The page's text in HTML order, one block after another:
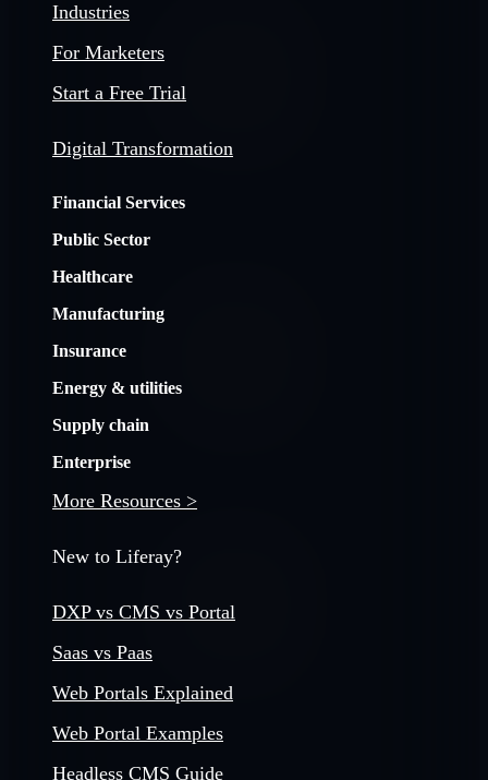
Industries
For Marketers
Start a Free Trial
Digital Transformation
Financial Services
Public Sector
Healthcare
Manufacturing
Insurance
Energy & utilities
Supply chain
Enterprise
More Resources >
New to Liferay?
DXP vs CMS vs Portal
Saas vs Paas
Web Portals Explained
Web Portal Examples
Headless CMS Guide